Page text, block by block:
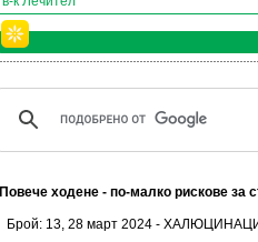
Повече ходене - по-малко рискове за
Брой: 13, 28 март 2024 -